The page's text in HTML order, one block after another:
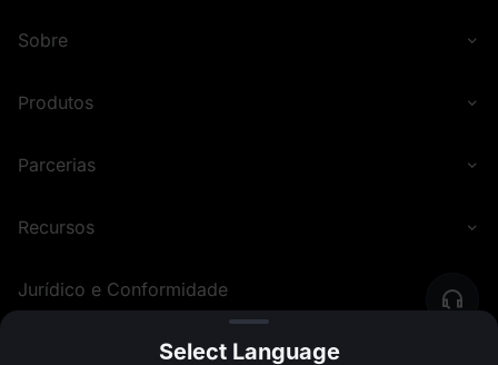
Sobre
Produtos
Parcerias
Recursos
Jurídico e Conformidade
Select Language